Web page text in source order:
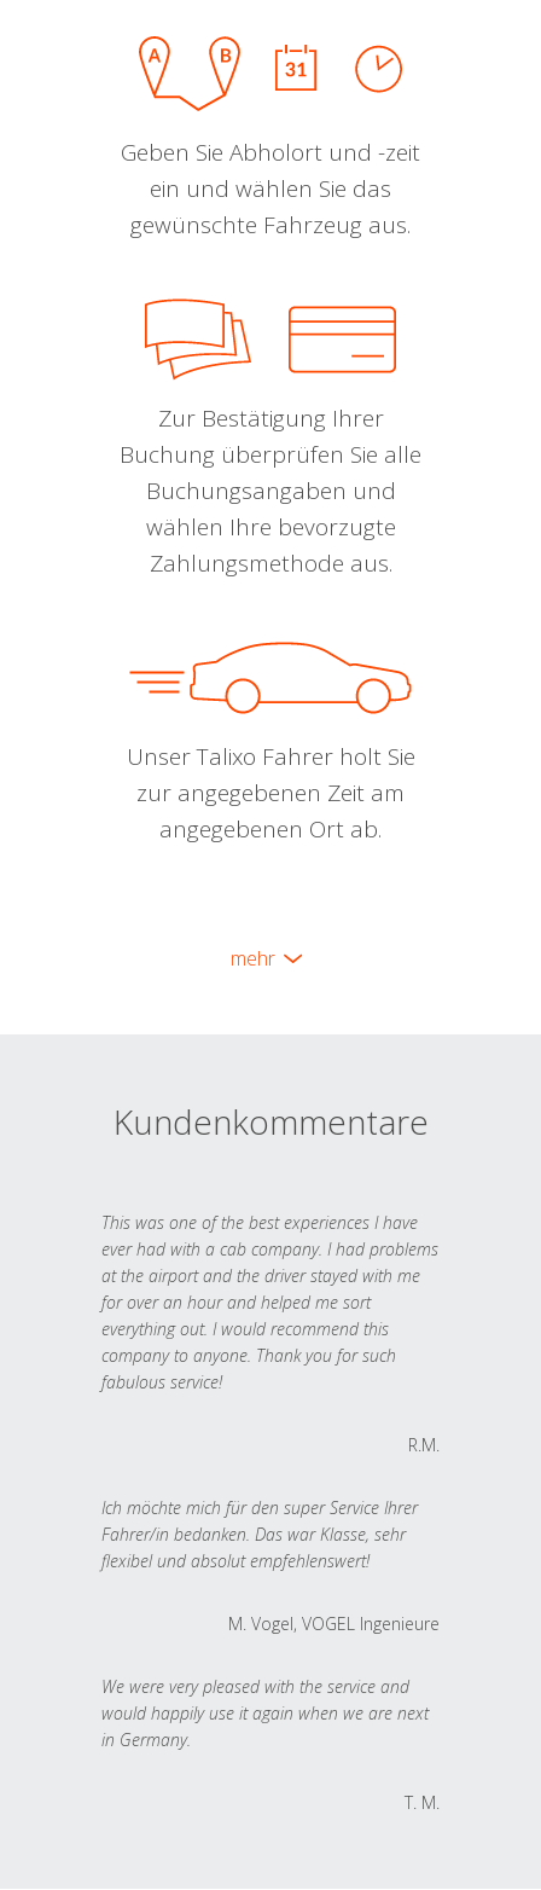
Geben Sie Abholort und -zeit
ein und wählen Sie das
gewünschte Fahrzeug aus.
Zur Bestätigung Ihrer
Buchung überprüfen Sie alle
Buchungsangaben und
wählen Ihre bevorzugte
Zahlungsmethode aus.
Unser Talixo Fahrer holt Sie
zur angegebenen Zeit am
angegebenen Ort ab.
mehr
Kundenkommentare
This was one of the best experiences I have
ever had with a cab company. I had problems
at the airport and the driver stayed with me
for over an hour and helped me sort
everything out. I would recommend this
company to anyone. Thank you for such
fabulous service!
R.M.
Ich möchte mich für den super Service Ihrer
Fahrer/in bedanken. Das war Klasse, sehr
flexibel und absolut empfehlenswert!
M. Vogel, VOGEL Ingenieure
We were very pleased with the service and
would happily use it again when we are next
in Germany.
T. M.